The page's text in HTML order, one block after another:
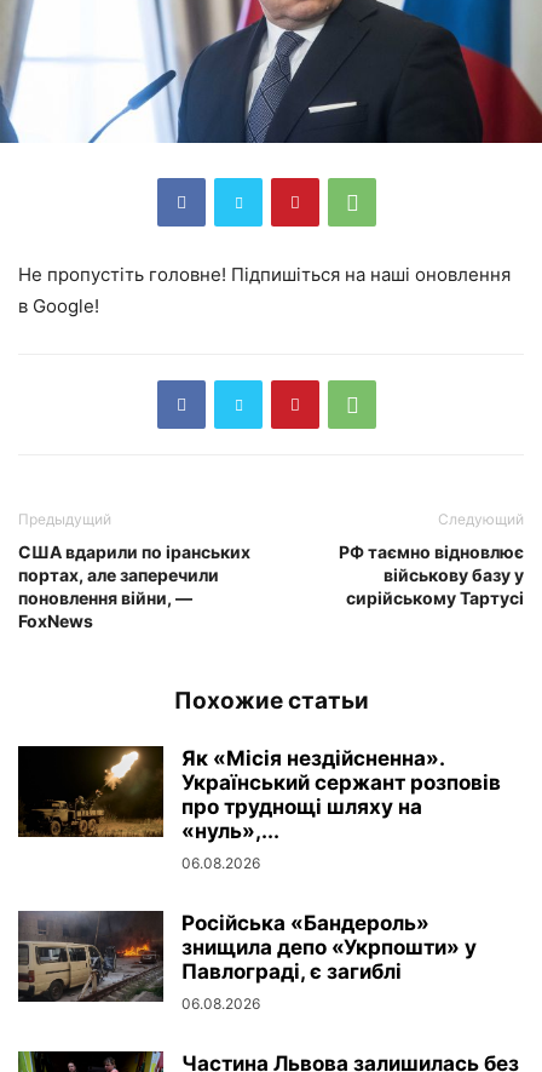
Не пропустіть головне! Підпишіться на наші оновлення
в Google!
Предыдущий
США вдарили по іранських
портах, але заперечили
поновлення війни, —
FoxNews
Следующий
РФ таємно відновлює
військову базу у
сирійському Тартусі
Похожие статьи
Як «Місія нездійсненна».
Український сержант розповів
про труднощі шляху на
«нуль»,...
06.08.2026
Російська «Бандероль»
знищила депо «Укрпошти» у
Павлограді, є загиблі
06.08.2026
Частина Львова залишилась без